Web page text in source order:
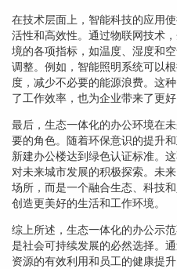
在技术层面上，智能科技的应用
活性和高效性。通过物联网技术
境的各项指标，如温度、湿度和
调整。例如，智能照明系统可以
度，减少不必要的能源浪费。这
了工作效率，也为企业带来了更好
最后，生态一体化的办公环境在
要的角色。随着环保意识的提升
新建办公楼达到绿色认证标准。
对未来城市发展的积极探索。未
场所，而是一个融合生态、科技
创造更美好的生活和工作环境。
综上所述，生态一体化的办公示
是社会可持续发展的必然选择。
资源的有效利用和员工的健康提